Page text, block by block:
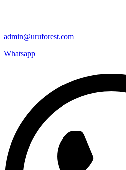
admin@uruforest.com
Whatsapp